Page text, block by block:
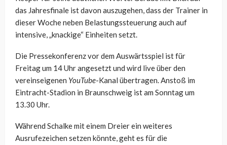
das Jahresfinale ist davon auszugehen, dass der Trainer in
dieser Woche neben Belastungssteuerung auch auf
intensive, „knackige“ Einheiten setzt.
Die Pressekonferenz vor dem Auswärtsspiel ist für
Freitag um 14 Uhr angesetzt und wird live über den
vereinseigenen YouTube-Kanal übertragen. Anstoß im
Eintracht-Stadion in Braunschweig ist am Sonntag um
13.30 Uhr.
Während Schalke mit einem Dreier ein weiteres
Ausrufezeichen setzen könnte, geht es für die